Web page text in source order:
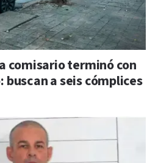
comisario terminó con
buscan a seis cómplices